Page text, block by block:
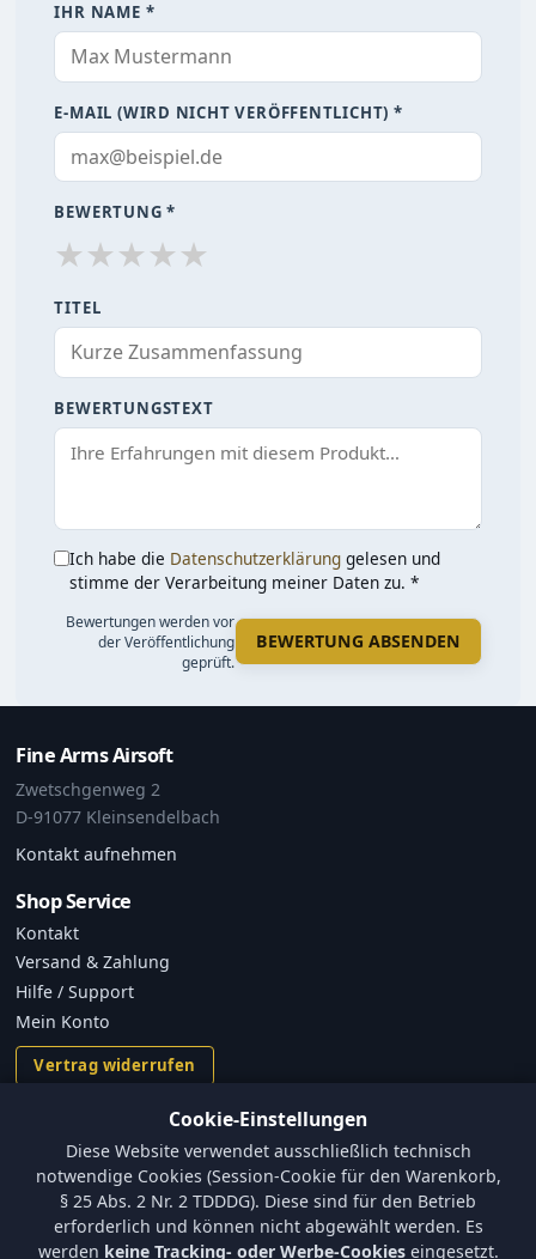
IHR NAME *
E-MAIL (WIRD NICHT VERÖFFENTLICHT) *
BEWERTUNG *
★★★★★
TITEL
BEWERTUNGSTEXT
Ich habe die Datenschutzerklärung gelesen und
stimme der Verarbeitung meiner Daten zu. *
Bewertungen werden vor
der Veröffentlichung
geprüft.
BEWERTUNG ABSENDEN
Fine Arms Airsoft
Zwetschgenweg 2
D-91077 Kleinsendelbach
Kontakt aufnehmen
Shop Service
Kontakt
Versand & Zahlung
Hilfe / Support
Mein Konto
Vertrag widerrufen
Versand und Zahlungsbedingungen
Batterieverordnung & Sicherheitshinweise
Datenschutz
Cookie-Einstellungen
Diese Website verwendet ausschließlich technisch
notwendige Cookies (Session-Cookie für den Warenkorb,
§ 25 Abs. 2 Nr. 2 TDDDG). Diese sind für den Betrieb
erforderlich und können nicht abgewählt werden. Es
werden keine Tracking- oder Werbe-Cookieseingesetzt.